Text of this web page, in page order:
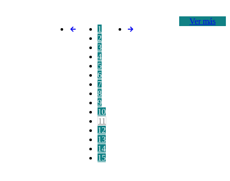
Ver más
1
2
3
4
5
6
7
8
9
10
11
12
13
14
15